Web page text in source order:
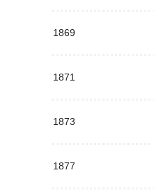
1869
1871
1873
1877